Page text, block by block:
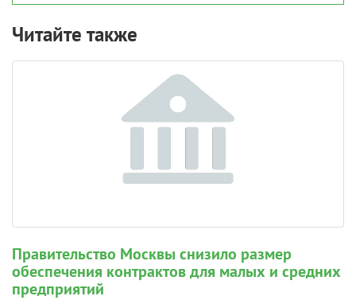
Читайте также
Правительство Москвы снизило размер
обеспечения контрактов для малых и средних
предприятий